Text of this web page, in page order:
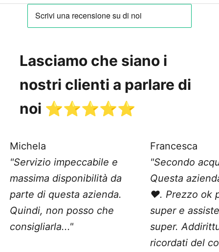
Lasciamo che siano i
nostri clienti a parlare di
noi ⭐️⭐️⭐️⭐️⭐️
Michela
"Servizio impeccabile e
massima disponibilità da
parte di questa azienda.
Quindi, non posso che
consigliarla..."
Francesca
"Secondo
Questa
❤️. Prezzo ok
super e
super.
ricordati del